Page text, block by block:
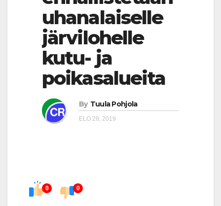
uhanalaiselle
järvilohelle
kutu- ja
poikasalueita
By Tuula Pohjola
ELO 28, 2019
0 0